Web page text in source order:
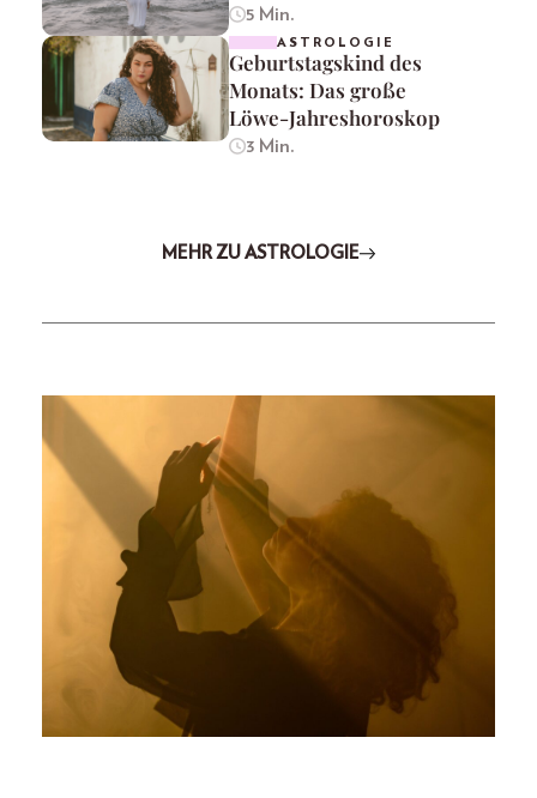
5 Min.
ASTROLOGIE
Geburtstagskind des
Monats: Das große
Löwe-Jahreshoroskop
3 Min.
MEHR ZU ASTROLOGIE